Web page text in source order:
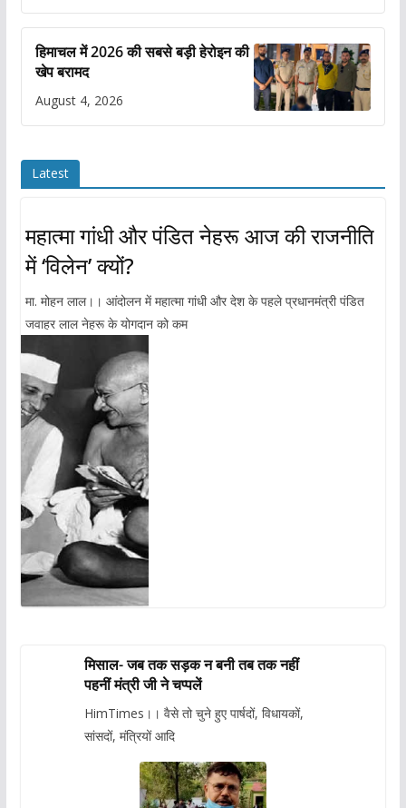
हिमाचल में 2026 की सबसे बड़ी हेरोइन की
खेप बरामद
August 4, 2026
Latest
महात्मा गांधी और पंडित नेहरू आज की राजनीति
में ‘विलेन’ क्यों?
मा. मोहन लाल।। आंदोलन में महात्मा गांधी और देश के पहले प्रधानमंत्री पंडित
जवाहर लाल नेहरू के योगदान को कम
मिसाल- जब तक सड़क न बनी तब तक नहीं
पहनीं मंत्री जी ने चप्पलें
HimTimes।। वैसे तो चुने हुए पार्षदों, विधायकों,
सांसदों, मंत्रियों आदि